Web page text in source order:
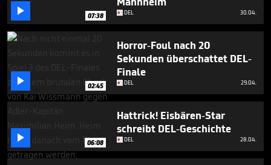
minutes,
seconds
 07:38 DEL 30.04.
 02:45
Horror-Foul nach 20
Sekunden überschattet DEL-
Finale
DEL 29.04.
 06:08
Hattrick! Eisbären-Star
schreibt DEL-Geschichte
DEL 28.04.